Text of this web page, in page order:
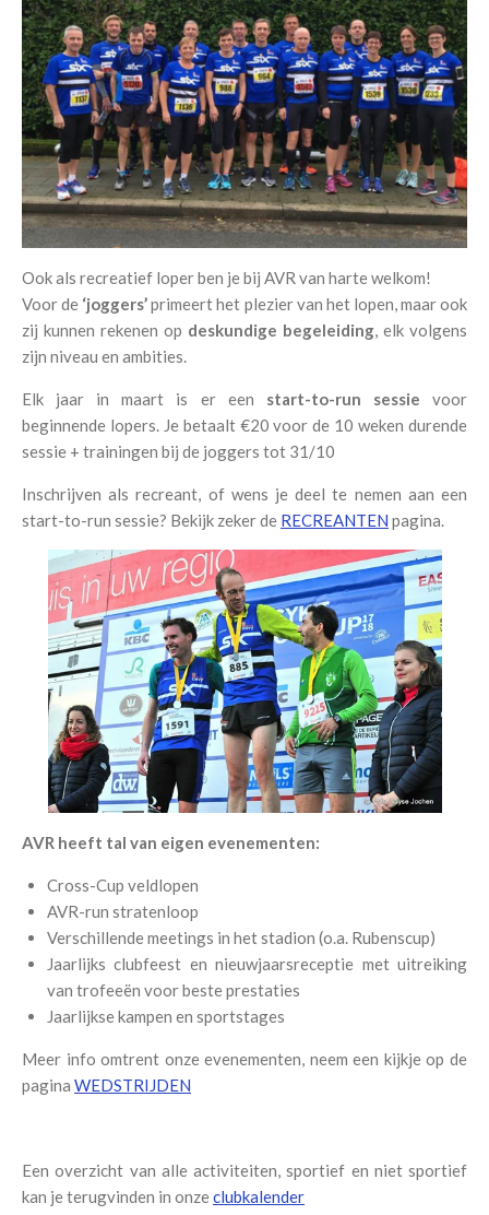
Ook als recreatief loper ben je bij AVR van harte welkom!
Voor de ‘joggers’primeert het plezier van het lopen, maar ook
zij kunnen rekenen op deskundige begeleiding, elk volgens
zijn niveau en ambities.
Elk jaar in maart is er een start-to-run sessievoor
beginnende lopers. Je betaalt €20 voor de 10 weken durende
sessie + trainingen bij de joggers tot 31/10
Inschrijven als recreant, of wens je deel te nemen aan een
start-to-run sessie? Bekijk zeker de RECREANTEN pagina.
AVR heeft tal van eigen evenementen:
Cross-Cup veldlopen
AVR-run stratenloop
Verschillende meetings in het stadion (o.a. Rubenscup)
Jaarlijks clubfeest en nieuwjaarsreceptie met uitreiking
van trofeeën voor beste prestaties
Jaarlijkse kampen en sportstages
Meer info omtrent onze evenementen, neem een kijkje op de
pagina WEDSTRIJDEN
Een overzicht van alle activiteiten, sportief en niet sportief
kan je terugvinden in onzeclubkalender